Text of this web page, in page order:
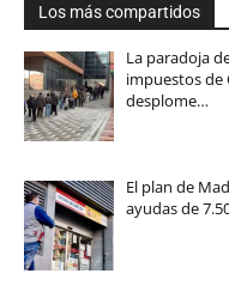
Los más compartidos
La paradoja
impuestos de
desplome…
El plan de
ayudas de